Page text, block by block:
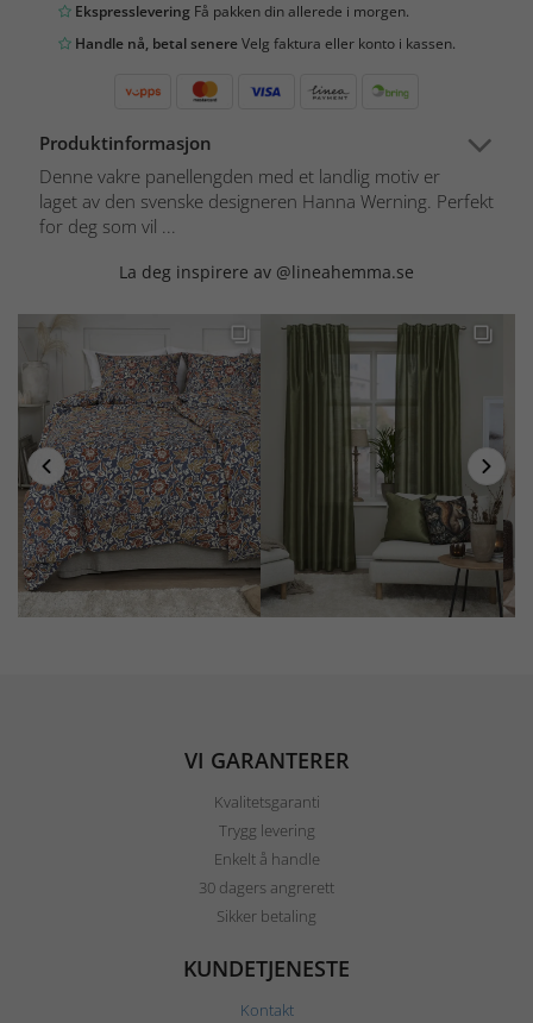
Ekspresslevering Få pakken din allerede i morgen.
Handle nå, betal senereVelg faktura eller konto i kassen.
Produktinformasjon
Denne vakre panellengden med et landlig motiv er
laget av den svenske designeren Hanna Werning. Perfekt
for deg som vil ...
La deg inspirere av @lineahemma.se
VI GARANTERER
Kvalitetsgaranti
Trygg levering
Enkelt å handle
30 dagers angrerett
Sikker betaling
KUNDETJENESTE
Kontakt